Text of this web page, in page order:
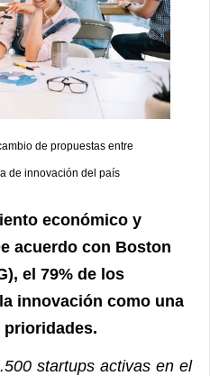
de propuestas entre
de innovación del país
económico y
acuerdo con Boston
el 79% de los
innovación como una
startups activas en el